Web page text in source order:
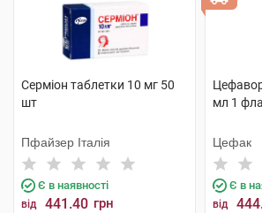
Серміон таблетки 10 мг 50
шт
Пфайзер Італія
Є в наявності
від 441.40 грн
мл 1
Цефак
Є в
від